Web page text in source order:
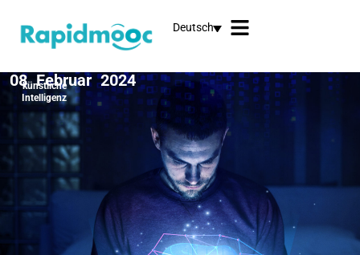
Deutsch
künstliche
Intelligenz
08 Februar 2024